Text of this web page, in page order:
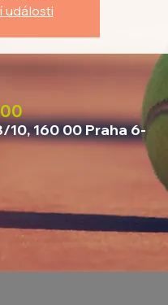
události
160 00 Praha 6-